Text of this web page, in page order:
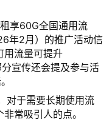
享60G全国通用流
年2月）的推广活动信
用流量可提升
宣传还会提及参与活
对于需要长期使用流
常吸引人的点。